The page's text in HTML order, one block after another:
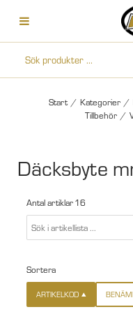
Start / Kategorier /
Tillbehör /
Däcksbyte
Antal artiklar 16
Sortera
ARTIKELKOD